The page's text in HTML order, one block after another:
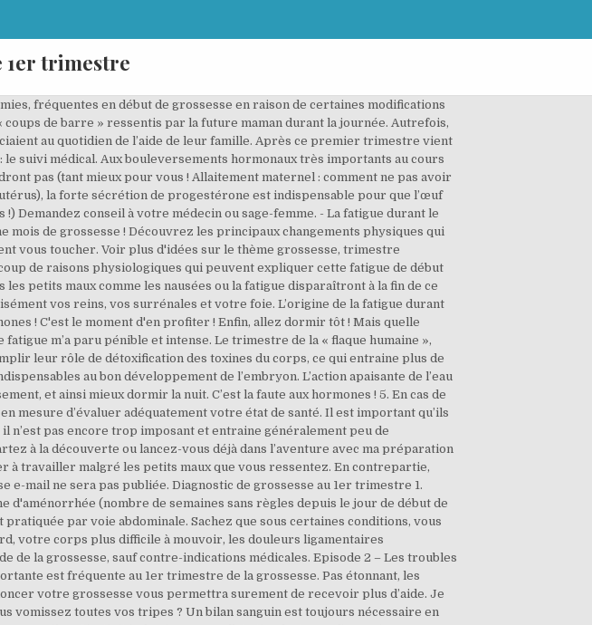
1er trimestre
l’absence de place a tendance … Pendant la journée, n'hésitez pas à faire des siestes sans culpabiliser, pas trop longues quand même, afin de ne pas perturber votre sommeil de la nuit. Il y a encore bien là une dimension (énergétique) que je ne comprends pas. Grossesse : de la fatigue lors du premier trimestre Impossible d'y résister, la fatigue nous envahit à tout moment de la journée. C’est un excellent outil contre les troubles du sommeil qui risquent de s’accentuer au fil des semaines, et contre le stress du quotidien qui consomme de l’énergie au quotidien. La 1ère échographie. Une fatigue importante est fréquente au 1er trimestre de la grossesse. More Douleurs physiques:. Privilégiez les aliments à index glycémique bas ou moyen (céréales complètes plutôt que raffinées, pain aux céréales ou au levain, légumineuses, etc) afin d’éviter les fluctuations de glycémie qui entrainent des baisses d’énergie au fil de la journée. Il est difficile pour le commun des mortels d’imaginer l’intensité de la fatigue qui frappe les femmes enceintes durant le premier trimestre de leur grossesse. Conseils pour mieux vivre le 3ème trimestre de grossesse. La fatigue en début de grossesse est fréquente. Raideurs de la nuque, des épaules Comme il commence à se trouver à l’étroit dans sa petite maison, il rue dans les brancards et vous avec ! Une maman dans son premier trimestre de grossesse devrait pouvoir recevoir davantage de soutien. Allaitement maternel : comment calmer les crevasses ? Le premier trimestre de grossesse ne dure heureusement que quelques semaines. Introduisez une source de protéine (œuf, jambon, oléagineux…) à votre petit déjeuner : cela favorise la sécrétion de dopamine, le neurotransmetteur de l’énergie et de la motivation ; n’oubliez pas de prendre quotidiennement la supplémentation en fer prescrite en cas d’anémie ; sauf contre-indications médicales, poursuivez votre activité physique. Je suis actuellement dans mon 7e mois de grossesse et tout le monde me dit que la prise de poids s'accélère énormément au dernier trimestre de grossesse. Le Dr Ha, gynécologue-obstétricien, vous conseille pour concilier travail et grossesse. Pourquoi suis-je si fatigué? Tenez bon ! Découvrez immédiatement nos astuces anti-fatigue ! Demandez toujours conseil à votre médecin traitant ou à votre pharmacien avant de prendre ce médicament si vous êtes enceinte. Votre utérus prend de l’expansion, bien que cela ne sera visible qu’entre le 4 e et le 5 e mois de grossesse. En fin de grossesse, vous aurez sûrement bien du mal à dormir tranquille… Heureusement, il est possible de retrouver des nuits plus ou moins paisibles. *Votre adresse email sera uniquement utilisée par M6 Digital Services pour vous envoyer votre newsletter contenant des offres commerciales personnalisées. Péniblement car quelle fatigue intense… Je n’ai ni eu mal à la tête, ni vomi une seule fois, ni été dégoutée de la nourriture. Au cours du premier trimestre, vous devez impérativement réaliser : Une première visite prénatale avant la 15ème semaine d'aménorrhée, soit la 13ème semaine de grossesse. En fin de grossesse, vous aurez sûrement bien du mal à dormir tranquille… Heureusement, il est possible de retrouver des nuits plus ou moins paisibles. principes de la Zoom sur l’hypersomnie et la sensation de fatigue pendant le 1er trimestre de la grossesse. Grossesse 1er trimestre : fatigue, nausées, symptômes... mon expérience ! Ce dont les femmes se rappellent le plus lorsqu'elles évoquent leur début de grossesse, c'est ce sentiment constant de fatigue, les nausées et la perte d'appétit (dû aux vomissements, pour certaines). Profiter de cette nouvelle vie pour se recentrer sur soi et repenser son quotidien. Cette fatigue peut être accrue en cas de carence en fer, fréquente chez la femme enceinte. Personnellement, j’aurais envie d’appeler ce premier trimestre de grossesse ce F*** trimestre de grossesse de M***, tellement je le déteste. Le second trimestre, plus serein, peut rebooster la libido. Il voit ! Ce phénomène s'explique par un gros afflux de progestérone , à l'effet sédatif bien connu, mais aussi par le bouleversement que connaît l'organisme de la future mère. Vérifiez ici. Votre ange voit ! Elle permet à l’embryon de s’accrocher correctement et efficacement dans l’utérus. Les nuits sont également de plus en plus difficiles en raison de la difficulté à trouver une position confortable, des différents maux de la fin de grossesse (remontées acides, douleurs lombaires, crampes nocturnes, envies fréquente d’uriner, etc) mais également de l’angoisse mêlée à l’excitation à l’approche